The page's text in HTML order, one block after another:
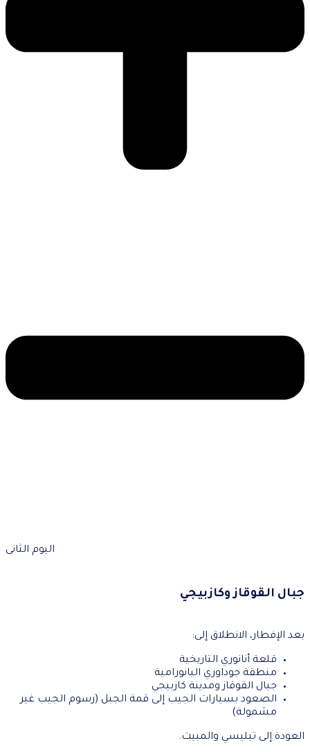
اليوم الثانى
جبال القوقاز وكازبيجي
بعد الإفطار، الانطلاق إلى:
قلعة أنانوري التاريخية
منطقة جوداوري البانورامية
جبال القوقاز ومدينة كازبيجي
الصعود بسيارات الجيب إلى قمة الجبل (رسوم الجيب غير
مشمولة)
العودة إلى تبليسي والمبيت.